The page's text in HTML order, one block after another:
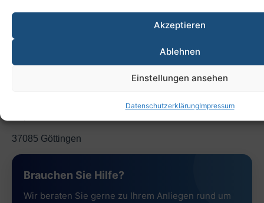
Akzeptieren
Ablehnen
Einstellungen ansehen
DatenschutzerklärungImpressum
von der VBL Homepage downloadbar. (www.vbl.de –>
Die VBL –> Auf einen Blick –>Geschäftsbericht)
37085 Göttingen
Brauchen Sie Hilfe?
Wir beraten Sie gerne zu Ihrem Anliegen rund um